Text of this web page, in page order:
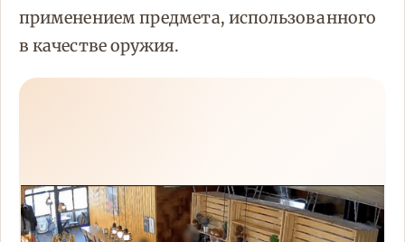
применением предмета, использованного
в качестве оружия.